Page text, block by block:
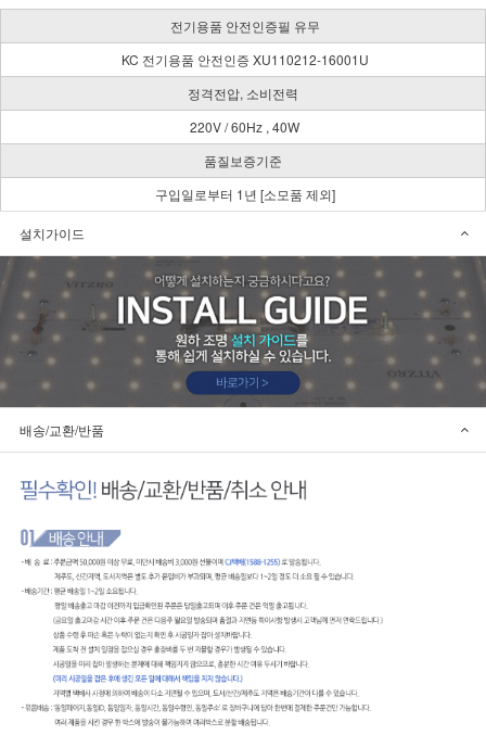
전기용품 안전인증필 유무
KC 전기용품 안전인증 XU110212-16001U
정격전압, 소비전력
220V / 60Hz , 40W
품질보증기준
구입일로부터 1년 [소모품 제외]
설치가이드
배송/교환/반품